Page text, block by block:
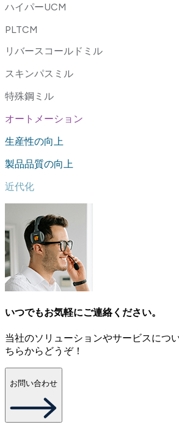
ハイパーUCM
PLTCM
リバースコールドミル
スキンパスミル
特殊鋼ミル
オートメーション
生産性の向上
製品品質の向上
近代化
いつでもお気軽にご連絡ください。
当社のソリューションやサービスにつ
ちらからどうぞ！
お問い合わせ